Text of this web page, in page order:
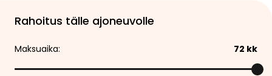
Rahoitus tälle ajoneuvolle
Maksuaika: 72 kk